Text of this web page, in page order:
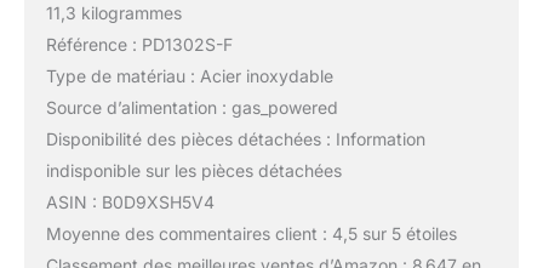
11,3 kilogrammes
Référence : PD1302S-F
Type de matériau : Acier inoxydable
Source d’alimentation : gas_powered
Disponibilité des pièces détachées : Information
indisponible sur les pièces détachées
ASIN : B0D9XSH5V4
Moyenne des commentaires client : 4,5 sur 5 étoiles